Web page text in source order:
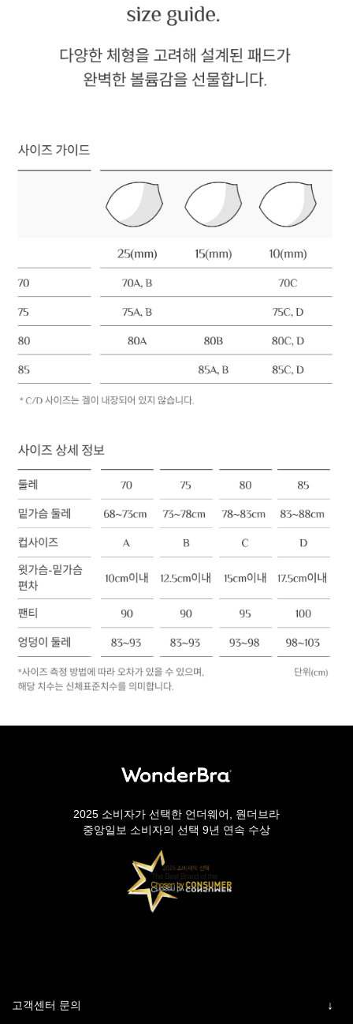
2025 소비자가 선택한 언더웨어, 원더브라
중앙일보 소비자의 선택 9년 연속 수상
고객센터 문의